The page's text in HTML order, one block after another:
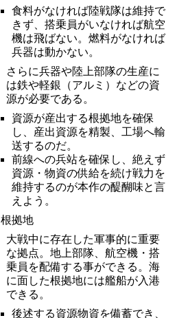
食料がなければ陸戦隊は維持で
きず、搭乗員がいなければ航空
機は飛ばない。燃料がなければ
兵器は動かない。
さらに兵器や陸上部隊の生産に
は鉄や軽銀（アルミ）などの資
源が必要である。
資源が産出する根拠地を確保
し、産出資源を精製、工場へ輸
送するのだ。
前線への兵站を確保し、絶えず
資源・物資の供給を続け戦力を
維持するのが本作の醍醐味と言
えよう。
根拠地
大戦中に存在した軍事的に重要
な拠点。地上部隊、航空機・搭
乗員を配備する事ができる。海
に面した根拠地には艦船が入港
できる。
後述する資源物資を備蓄でき、